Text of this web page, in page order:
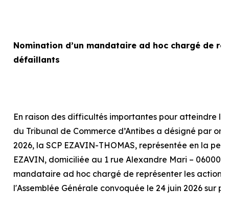
Nomination d’un mandataire ad hoc chargé de
défaillants
En raison des difficultés importantes pour atteindre le
du Tribunal de Commerce d’Antibes a désigné par
2026, la SCP EZAVIN-THOMAS, représentée en la
EZAVIN, domiciliée au 1 rue Alexandre Mari – 06000
mandataire ad hoc chargé de représenter les
l'Assemblée Générale convoquée le 24 juin 2026 sur